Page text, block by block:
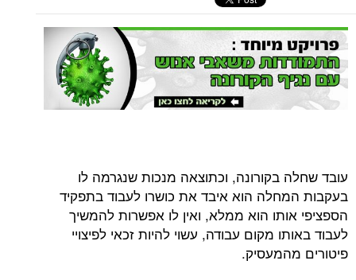
עובד שחלה בקורונה, וכתוצאה מנכות שנגרמה לו
בעקבות המחלה הוא איבד את כושרו לעבוד בתפקיד
הספציפי אותו הוא ממלא, ואין לו אפשרות להמשיך
לעבוד באותו מקום עבודה, עשוי להיות זכאי לפיצויי
פיטורים מהמעסיק.